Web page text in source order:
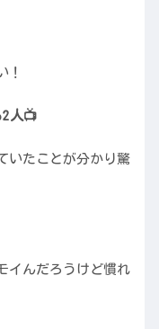
！
人📺
いたことが分かり驚
イんだろうけど慣れ